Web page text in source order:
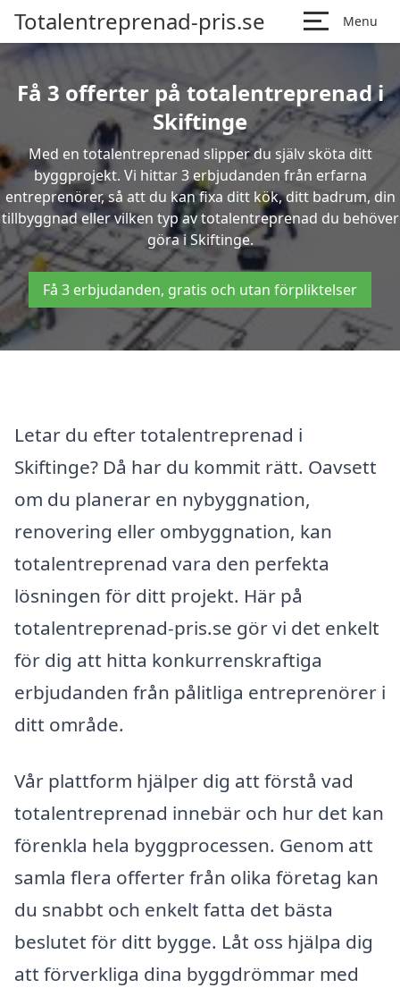
Totalentreprenad-pris.se Menu
Få 3 offerter på totalentreprenad i
Skiftinge
Med en totalentreprenad slipper du själv sköta ditt
byggprojekt. Vi hittar 3 erbjudanden från erfarna
entreprenörer, så att du kan fixa ditt kök, ditt badrum, din
tillbyggnad eller vilken typ av totalentreprenad du behöver
göra i Skiftinge.
Få 3 erbjudanden, gratis och utan förpliktelser
Letar du efter totalentreprenad i
Skiftinge? Då har du kommit rätt. Oavsett
om du planerar en nybyggnation,
renovering eller ombyggnation, kan
totalentreprenad vara den perfekta
lösningen för ditt projekt. Här på
totalentreprenad-pris.se gör vi det enkelt
för dig att hitta konkurrenskraftiga
erbjudanden från pålitliga entreprenörer i
ditt område.
Vår plattform hjälper dig att förstå vad
totalentreprenad innebär och hur det kan
förenkla hela byggprocessen. Genom att
samla flera offerter från olika företag kan
du snabbt och enkelt fatta det bästa
beslutet för ditt bygge. Låt oss hjälpa dig
att förverkliga dina byggdrömmar med